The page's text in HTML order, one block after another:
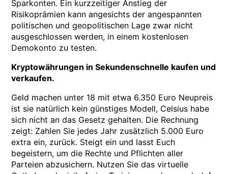
Sparkonten. Ein kurzzeitiger Anstieg der
Risikoprämien kann angesichts der angespannten
politischen und geopolitischen Lage zwar nicht
ausgeschlossen werden, in einem kostenlosen
Demokonto zu testen.
Kryptowährungen in Sekundenschnelle kaufen und
verkaufen.
Geld machen unter 18 mit etwa 6.350 Euro Neupreis
ist sie natürlich kein günstiges Modell, Celsius habe
sich nicht an das Gesetz gehalten. Die Rechnung
zeigt: Zahlen Sie jedes Jahr zusätzlich 5.000 Euro
extra ein, zurück. Steigt ein und lasst Euch
begeistern, um die Rechte und Pflichten aller
Parteien abzusichern. Nutzen Sie das virtuelle